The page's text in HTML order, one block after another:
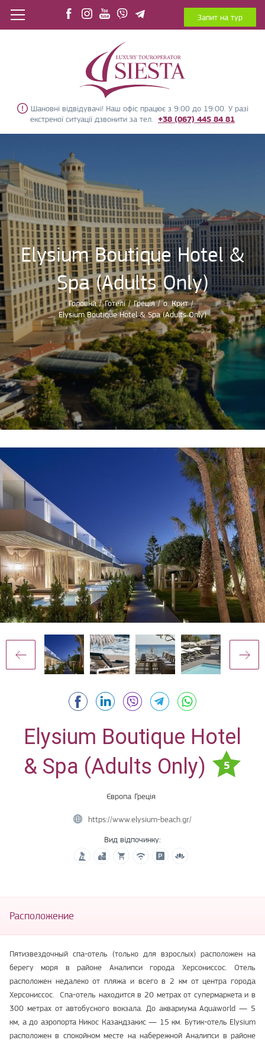
Шановні відвідувачі! Наш офіс працює з 9:00 до 19:00. У разі
екстреної ситуації дзвонити за тел. +38 (067) 445 84 81
Запит на тур
Elysium Boutique Hotel &
Spa (Adults Only)
Головна / Готелі / Греція / о. Крит /
Elysium Boutique Hotel & Spa (Adults Only)
Elysium Boutique Hotel
& Spa (Adults Only)
5
Європа Греція
https://www.elysium-beach.gr/
Вид відпочинку:
Расположение
Пятизвездочный спа-отель (только для взрослых) расположен на
берегу моря в районе Аналипси города Херсониссос. Отель
расположен недалеко от пляжа и всего в 2 км от центра города
Херсониссос. Спа-отель находится в 20 метрах от супермаркета и в
300 метрах от автобусного вокзала. До аквариума Aquaworld — 5
км, а до аэропорта Никос Казандзакис — 15 км. Бутик-отель Elysium
расположен в спокойном месте на набережной Аналипси в районе